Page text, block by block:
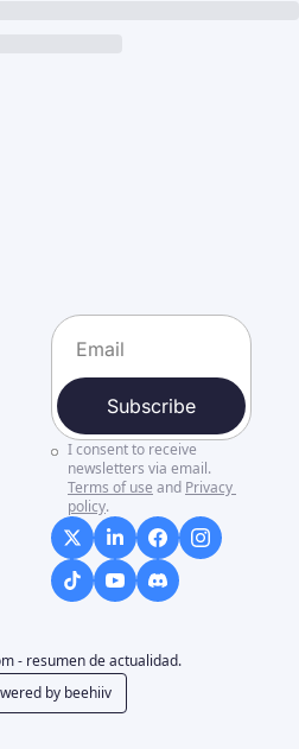
Subscribe
I consent to receive
newsletters via email.
Terms of use and Privacy
policy.
- resumen de actualidad.
by beehiiv